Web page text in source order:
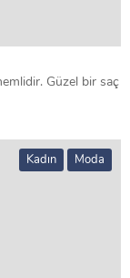
Güzel bir saç
Kadın Moda